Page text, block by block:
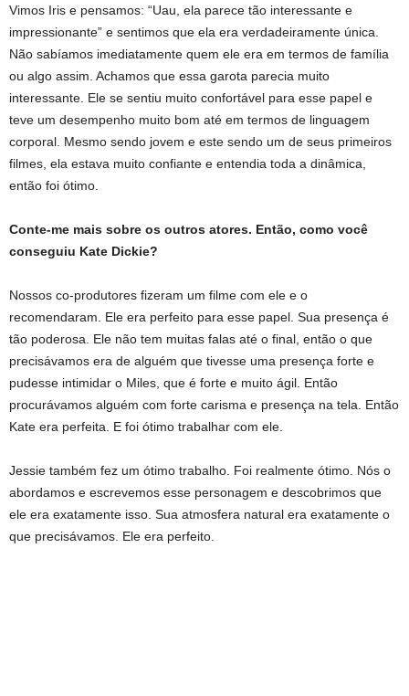
Vimos Iris e pensamos: “Uau, ela parece tão interessante e
impressionante” e sentimos que ela era verdadeiramente única.
Não sabíamos imediatamente quem ele era em termos de família
ou algo assim. Achamos que essa garota parecia muito
interessante. Ele se sentiu muito confortável para esse papel e
teve um desempenho muito bom até em termos de linguagem
corporal. Mesmo sendo jovem e este sendo um de seus primeiros
filmes, ela estava muito confiante e entendia toda a dinâmica,
então foi ótimo.
Conte-me mais sobre os outros atores. Então, como você
conseguiu Kate Dickie?
Nossos co-produtores fizeram um filme com ele e o
recomendaram. Ele era perfeito para esse papel. Sua presença é
tão poderosa. Ele não tem muitas falas até o final, então o que
precisávamos era de alguém que tivesse uma presença forte e
pudesse intimidar o Miles, que é forte e muito ágil. Então
procurávamos alguém com forte carisma e presença na tela. Então
Kate era perfeita. E foi ótimo trabalhar com ele.
Jessie também fez um ótimo trabalho. Foi realmente ótimo. Nós o
abordamos e escrevemos esse personagem e descobrimos que
ele era exatamente isso. Sua atmosfera natural era exatamente o
que precisávamos. Ele era perfeito.